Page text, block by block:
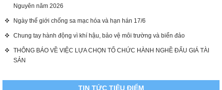
Nguyên năm 2026
Ngày thế giới chống sa mạc hóa và hạn hán 17/6
Chung tay hành động vì khí hậu, bảo vệ môi trường và biển đảo
THÔNG BÁO VỀ VIỆC LỰA CHỌN TỔ CHỨC HÀNH NGHỀ ĐẤU GIÁ TÀI
SẢN
TIN TỨC TIÊU ĐIỂM